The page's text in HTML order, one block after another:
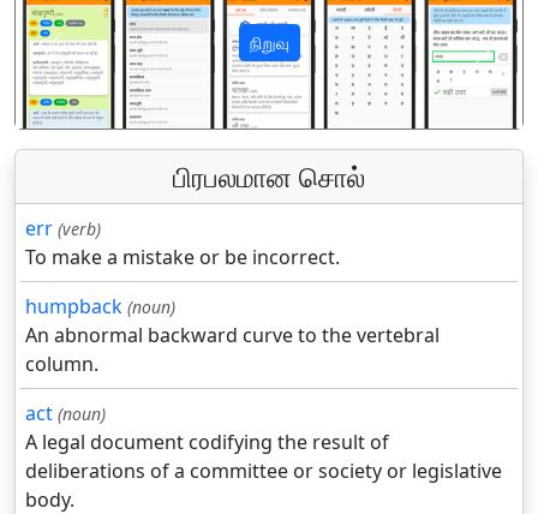
நிறுவு
पिछला अगला
பிரபலமான சொல்
err (verb)
To make a mistake or be incorrect.
humpback (noun)
An abnormal backward curve to the vertebral
column.
act (noun)
A legal document codifying the result of
deliberations of a committee or society or legislative
body.